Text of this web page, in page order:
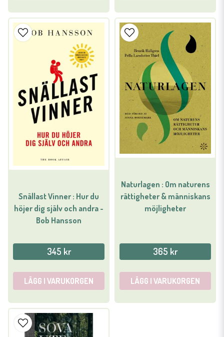
Snällast Vinner : Hur du
höjer dig själv och andra -
Bob Hansson
345 kr
LÄGG I VARUKORGEN
Naturlagen : Om naturens
rättigheter & människans
möjligheter
365 kr
LÄGG I VARUKORGEN